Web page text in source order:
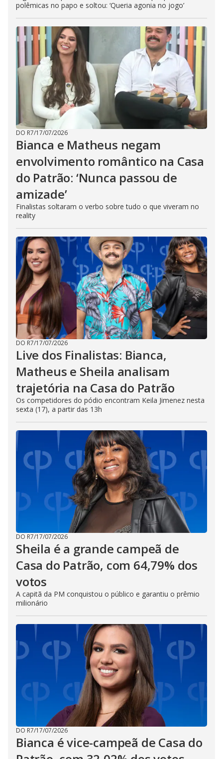
polêmicas no papo e soltou: ‘Queria agonia no jogo’
DO R7/17/07/2026
Bianca e Matheus negam
envolvimento romântico na Casa
do Patrão: ‘Nunca passou de
amizade’
Finalistas soltaram o verbo sobre tudo o que viveram no
reality
DO R7/17/07/2026
Live dos Finalistas: Bianca,
Matheus e Sheila analisam
trajetória na Casa do Patrão
Os competidores do pódio encontram Keila Jimenez nesta
sexta (17), a partir das 13h
DO R7/17/07/2026
Sheila é a grande campeã de
Casa do Patrão, com 64,79% dos
votos
A capitã da PM conquistou o público e garantiu o prêmio
milionário
DO R7/17/07/2026
Bianca é vice-campeã de Casa do